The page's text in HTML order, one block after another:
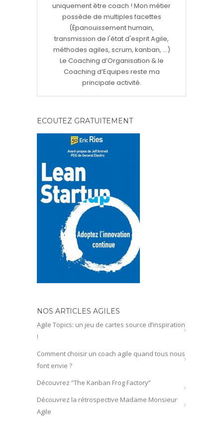
uniquement être coach ! Mon métier
possède de multiples facettes
(Épanouissement humain,
transmission de l'état d'esprit Agile,
méthodes agiles, scrum, kanban, ...)
Le Coaching d’Organisation & le
Coaching d’Equipes reste ma
principale activité.
ECOUTEZ GRATUITEMENT
NOS ARTICLES AGILES
Agile Topics: un jeu de cartes source d’inspiration
!
Comment choisir un coach agile quand tous nous
font envie ?
Découvrez “The Kanban Frog Factory”
Découvrez la rétrospective Madame Monsieur
Agile